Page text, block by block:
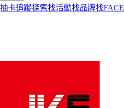
抽卡追蹤探索找活動找品牌找FACE